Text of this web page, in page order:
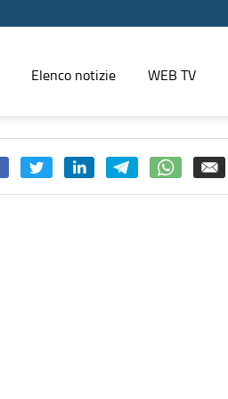
Elenco notizie WEB TV